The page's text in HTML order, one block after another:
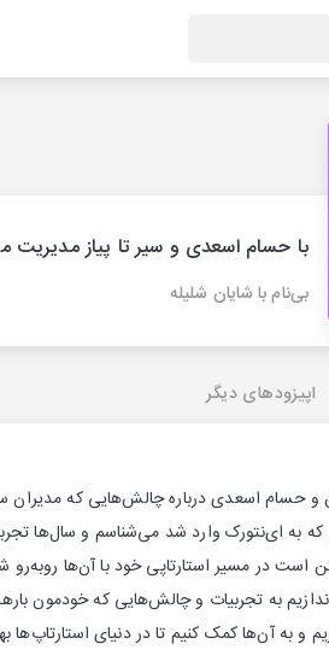
با حسام اسعدی و سیر تا پیاز
بی‌نام با شایان شلیله
اپیزودهای دیگر
اسعدی درباره چالش‌هایی که مدیران
به ای‌نتورک وارد شد می‌شناسم و سال‌ها
است در مسیر استارتاپی خود با آن‌ها
به تجربیات و چالش‌هایی که خودمون
و به آن‌ها کمک کنیم تا در دنیای استارتاپ‌ها